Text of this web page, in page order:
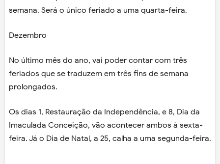
semana. Será o único feriado a uma quarta-feira.
Dezembro
No último mês do ano, vai poder contar com três
feriados que se traduzem em três fins de semana
prolongados.
Os dias 1, Restauração da Independência, e 8, Dia da
Imaculada Conceição, vão acontecer ambos à sexta-
feira. Já o Dia de Natal, a 25, calha a uma segunda-feira.